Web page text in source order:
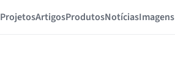
ProjetosArtigosProdutosNotíciasImagens